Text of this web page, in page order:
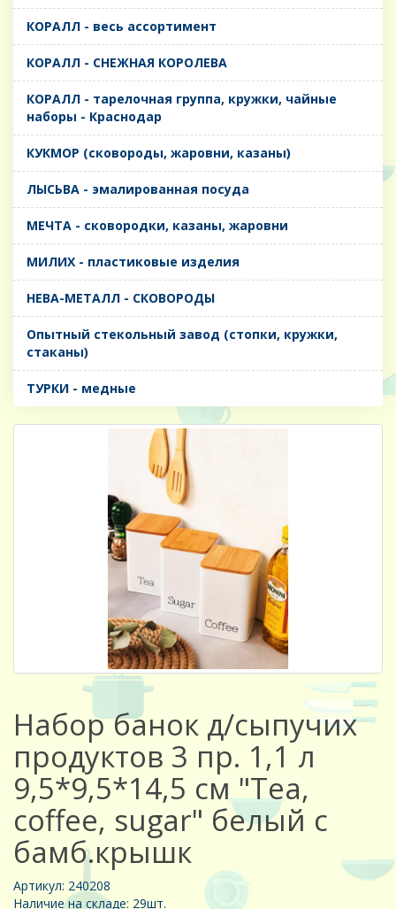
КОРАЛЛ - весь ассортимент
КОРАЛЛ - СНЕЖНАЯ КОРОЛЕВА
КОРАЛЛ - тарелочная группа, кружки, чайные
наборы - Краснодар
КУКМОР (сковороды, жаровни, казаны)
ЛЫСЬВА - эмалированная посуда
МЕЧТА - сковородки, казаны, жаровни
МИЛИХ - пластиковые изделия
НЕВА-МЕТАЛЛ - СКОВОРОДЫ
Опытный стекольный завод (стопки, кружки,
стаканы)
ТУРКИ - медные
Набор банок д/сыпучих
продуктов 3 пр. 1,1 л
9,5*9,5*14,5 см "Tea,
coffee, sugar" белый с
бамб.крышк
Артикул: 240208
Наличие на складе: 29шт.